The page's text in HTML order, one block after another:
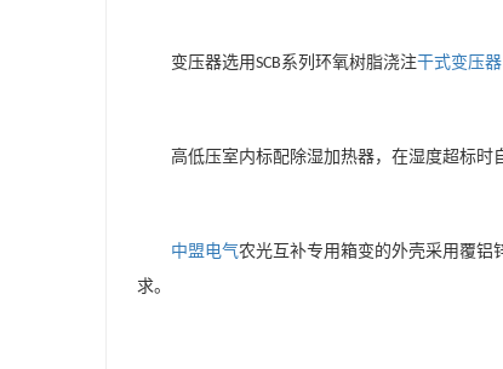
变压器选用SCB系列环氧树脂浇注干式变压器
高低压室内标配除湿加热器，在湿度超标时
中盟电气农光互补专用箱变的外壳采用覆铝
求。